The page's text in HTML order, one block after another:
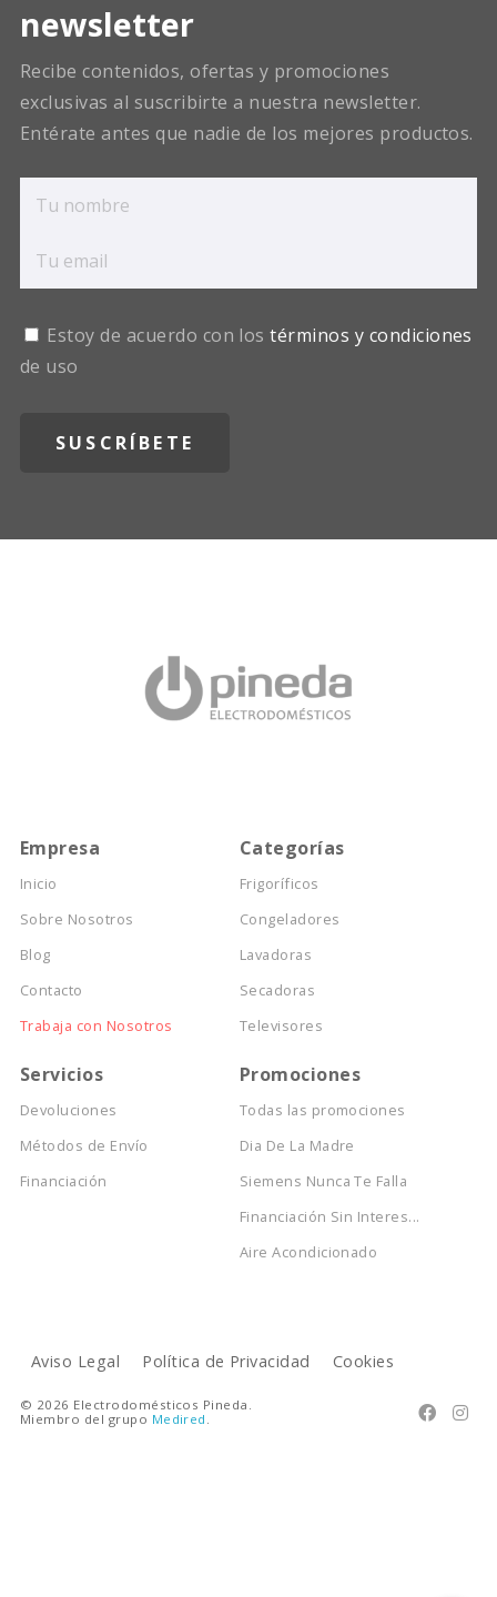
newsletter
Recibe contenidos, ofertas y promociones
exclusivas al suscribirte a nuestra newsletter.
Entérate antes que nadie de los mejores productos.
Estoy de acuerdo con lostérminos y condiciones
de uso
Empresa
Inicio
Sobre Nosotros
Blog
Contacto
Trabaja con Nosotros
Categorías
Frigoríficos
Congeladores
Lavadoras
Secadoras
Televisores
Servicios
Devoluciones
Métodos de Envío
Financiación
Promociones
Todas las promociones
Dia De La Madre
Siemens Nunca Te Falla
Financiación Sin Interes...
Aire Acondicionado
Aviso Legal Política de Privacidad Cookies
 
© 2026 Electrodomésticos Pineda.
Miembro del grupo Medired